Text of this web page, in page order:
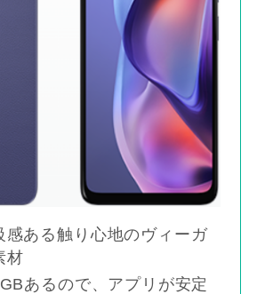
感ある触り心地のヴィーガ
材
あるので、アプリが安定